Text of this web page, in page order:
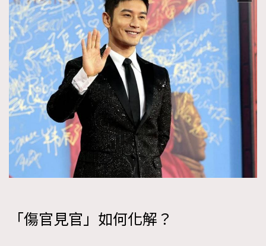
「傷官見官」如何化解？